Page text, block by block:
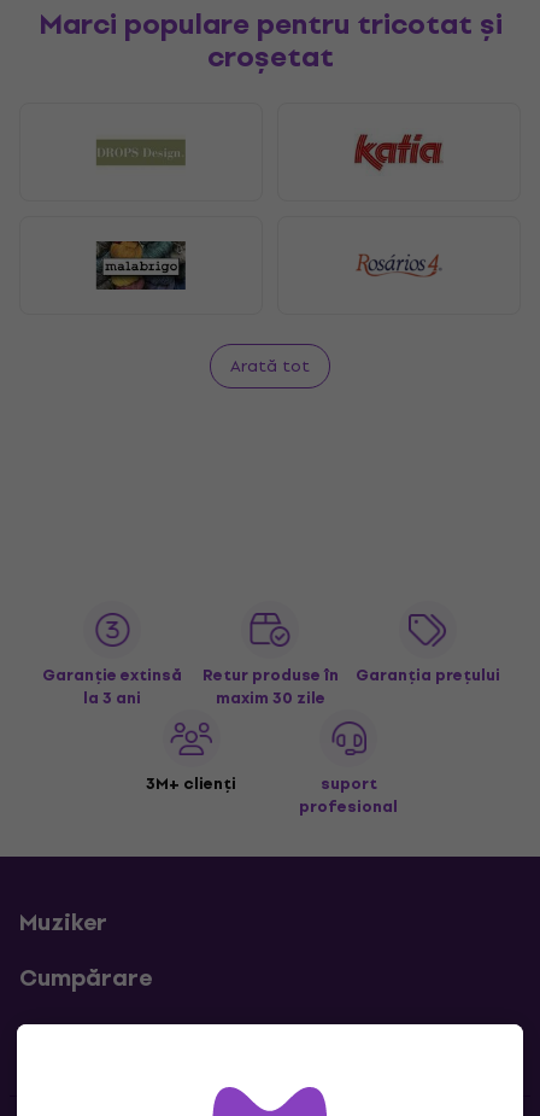
Marci populare pentru tricotat și
croșetat
Arată tot
Garanție extinsă
la 3 ani
Retur produse în
maxim 30 zile
Garanția prețului
3M+ clienți
suport
profesional
Muziker
Cumpărare
Linkuri utile